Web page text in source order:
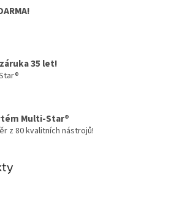
35 let!
Multi-Star®
z 80 kvalitních nástrojů!